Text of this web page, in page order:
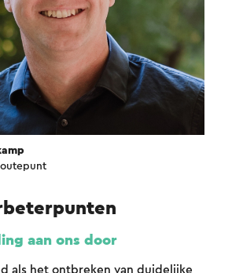
aan ons door
als het ontbreken van duidelijke